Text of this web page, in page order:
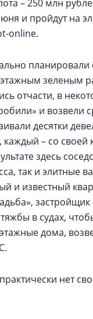
– 250 млн
и пройдут на
online.
планировали
зеленым
отчасти, в
и возвели
десятки
каждый – со своей
здесь
так и элитные
и известный
застройщик
в судах,
дома,
нет